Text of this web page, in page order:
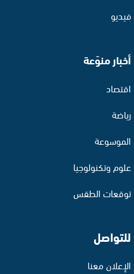
فيديو
أخبار منوّعة
اقتصاد
رياضة
الموسوعة
علوم وتكنولوجيا
توقعات الطقس
للتواصل
الإعلان معنا